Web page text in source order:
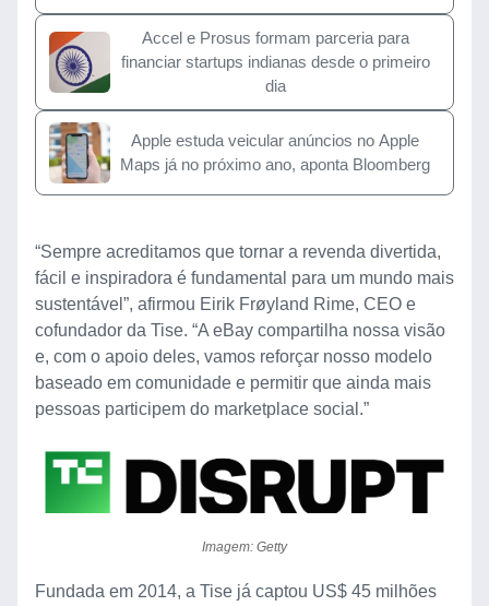
Accel e Prosus formam parceria para
financiar startups indianas desde o primeiro
dia
Apple estuda veicular anúncios no Apple
Maps já no próximo ano, aponta Bloomberg
“Sempre acreditamos que tornar a revenda divertida,
fácil e inspiradora é fundamental para um mundo mais
sustentável”, afirmou Eirik Frøyland Rime, CEO e
cofundador da Tise. “A eBay compartilha nossa visão
e, com o apoio deles, vamos reforçar nosso modelo
baseado em comunidade e permitir que ainda mais
pessoas participem do marketplace social.”
Imagem: Getty
Fundada em 2014, a Tise já captou US$ 45 milhões